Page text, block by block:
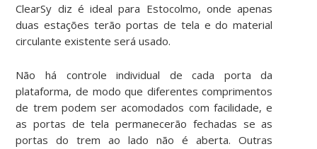
ClearSy diz é ideal para Estocolmo, onde apenas
duas estações terão portas de tela e do material
circulante existente será usado.
Não há controle individual de cada porta da
plataforma, de modo que diferentes comprimentos
de trem podem ser acomodados com facilidade, e
as portas de tela permanecerão fechadas se as
portas do trem ao lado não é aberta. Outras